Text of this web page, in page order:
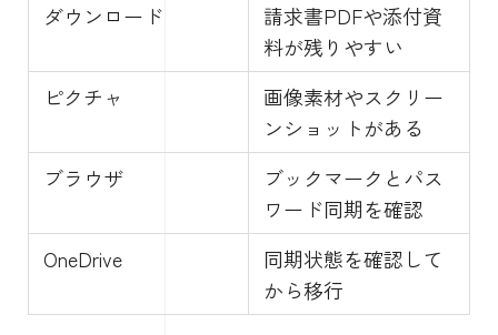
ダウンロード
請求書PDFや添付資
料が残りやすい
ピクチャ
画像素材やスクリー
ンショットがある
ブラウザ
ブックマークとパス
ワード同期を確認
OneDrive
同期状態を確認して
から移行